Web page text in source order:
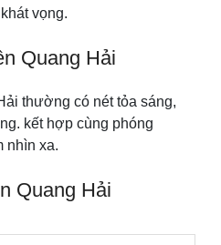
vọng.
Quang Hải
thường có nét tỏa sáng,
kết hợp cùng phóng
nhìn xa.
Quang Hải